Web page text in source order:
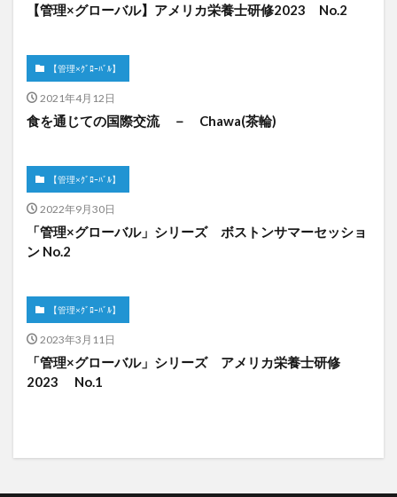
【管理×グローバル】アメリカ栄養士研修2023 No.2
【管理×ｸﾞﾛｰﾊﾞﾙ】
2021年4月12日
食を通じての国際交流 － Chawa(茶輪)
【管理×ｸﾞﾛｰﾊﾞﾙ】
2022年9月30日
「管理×グローバル」シリーズ ボストンサマーセッショ
ン No.2
【管理×ｸﾞﾛｰﾊﾞﾙ】
2023年3月11日
「管理×グローバル」シリーズ アメリカ栄養士研修
2023 No.1